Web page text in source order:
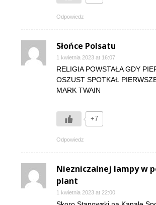
Odpowiedz
Słońce Polsatu
1 kwietnia 2023 at 16:07
RELIGIA POWSTAŁA GDY
OSZUST SPOTKAŁ
MARK TWAIN
+7
Odpowiedz
Niezniczalnej lampy w
plant
1 kwietnia 2023 at 22:00